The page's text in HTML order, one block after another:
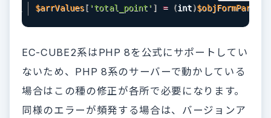
$arrValues[ 'total_point' ] = (int)$objFormParam
EC-CUBE2系はPHP 8を公式にサポートしてい
ないため、PHP 8系のサーバーで動かしている
場合はこの種の修正が各所で必要になります。
同様のエラーが頻発する場合は、バージョンア